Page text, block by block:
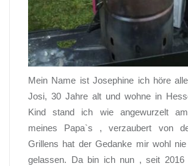
Mein Name ist Josephine ich höre
Josi, 30 Jahre alt und wohne in
Kind stand ich wie angewurzelt am
meines Papa`s , verzaubert von
Grillens hat der Gedanke mir wohl
gelassen. Da bin ich nun , seit 2016